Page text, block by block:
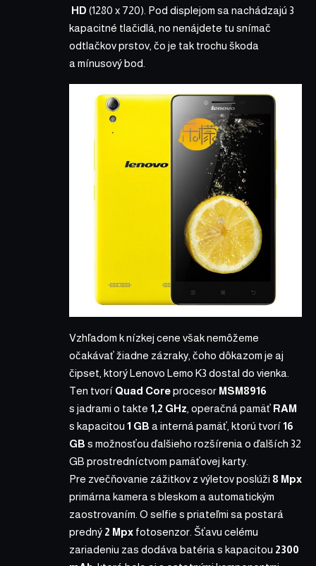
HD (1280 x 720). Pod displejom sa nachádzajú 3
kapacitné tlačidlá, no nenájdete tu snímač
odtlačkov prstov, čo je tak trochu škoda
a mínusový bod.
Vzhľadom k nízkej cene však nemôžeme
očakávať žiadne zázraky, čoho dôkazom je aj
čipset, ktorý Lenovo Lemo K3 dostal do vienka.
Ten tvorí Quad Coreprocesor MSM8916
s jadrami o takte 1,2 GHz , operačná pamäť RAM
s kapacitou 1 GB a interná pamäť, ktorú tvorí16
GB s možnosťou ďalšieho rozšírenia o ďalších 32
GB prostredníctvom pamäťovej karty.
Pre zvečňovanie zážitkov z výletov poslúži 8 Mpx
primárna kamera s bleskom a automatickým
zaostrovaním. O selfie s priateľmi sa postará
predný 2 Mpx fotosenzor. Šťavu celému
zariadeniu zas dodáva batéria s kapacitou 2300